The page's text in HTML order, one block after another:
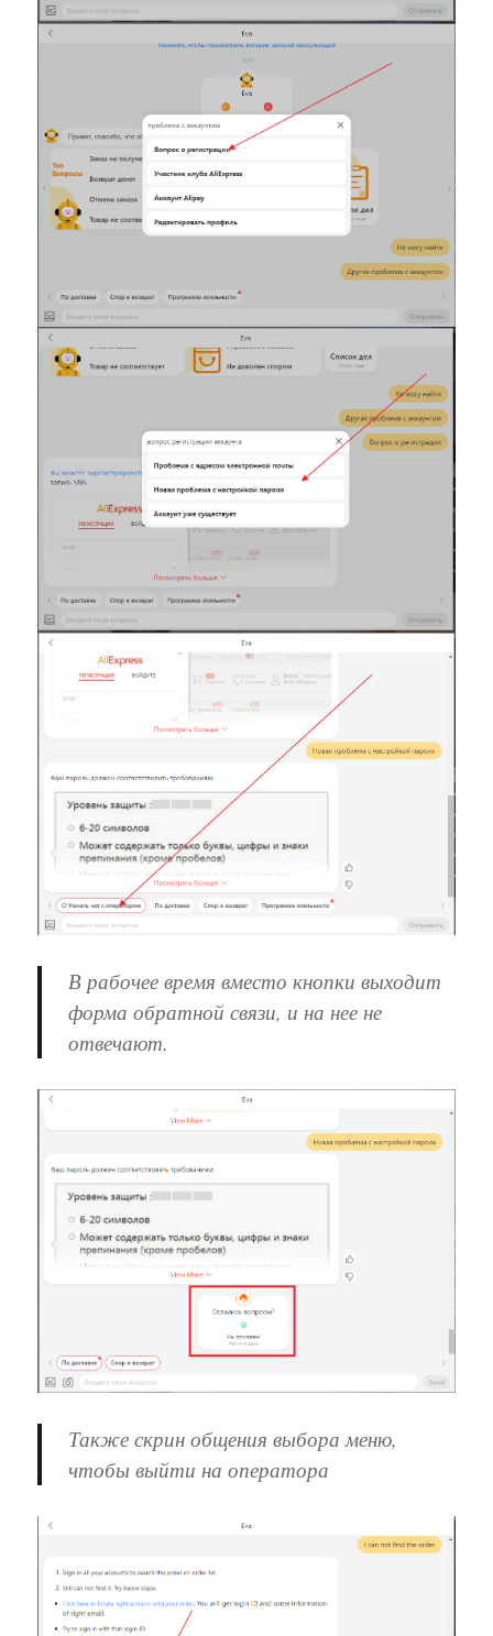
В рабочее время вместо кнопки выходит
форма обратной связи, и на нее не
отвечают.
Также скрин общения выбора меню,
чтобы выйти на оператора